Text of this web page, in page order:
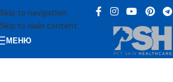
Skip to navigation
Skip to main content
МЕНЮ